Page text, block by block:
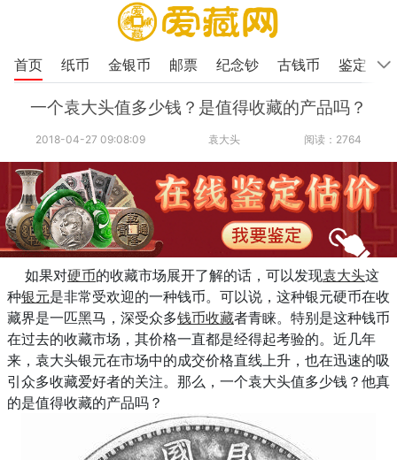
首页 纸币 金银币 邮票 纪念钞 古钱币 鉴定
一个袁大头值多少钱？是值得收藏的产品吗？
2018-04-27 09:08:09 袁大头 阅读：2764
如果对硬币的收藏市场展开了解的话，可以发现袁大头这
种银元是非常受欢迎的一种钱币。可以说，这种银元硬币在收
藏界是一匹黑马，深受众多钱币收藏者青睐。特别是这种钱币
在过去的收藏市场，其价格一直都是经得起考验的。近几年
来，袁大头银元在市场中的成交价格直线上升，也在迅速的吸
引众多收藏爱好者的关注。那么，一个袁大头值多少钱？他真
的是值得收藏的产品吗？